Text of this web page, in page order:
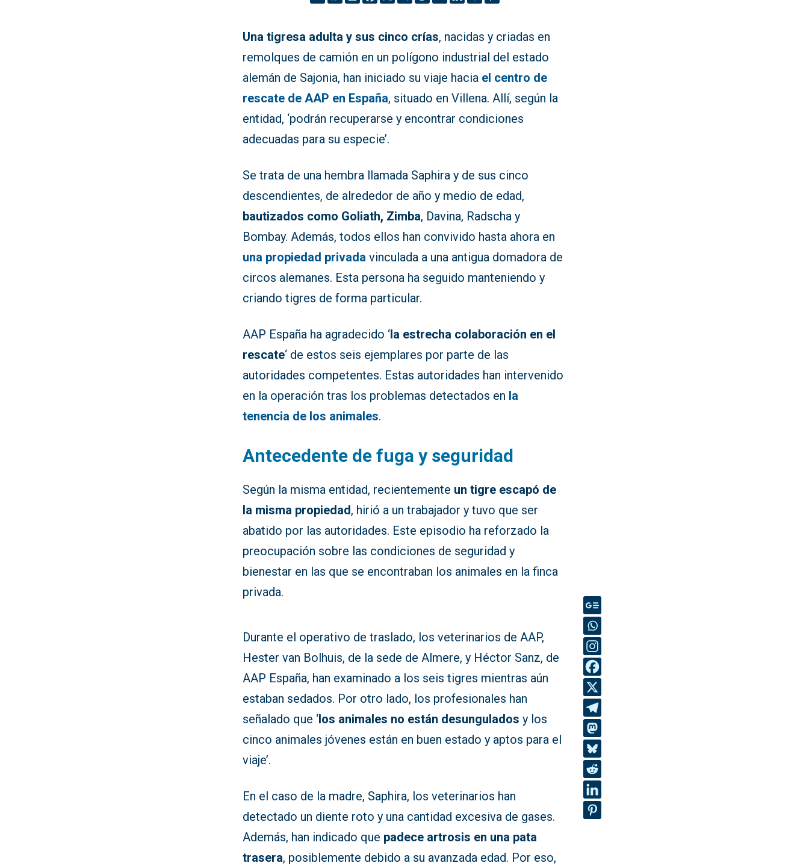
Una tigresa adulta y sus cinco crías, nacidas y criadas en
remolques de camión en un polígono industrial del estado
alemán de Sajonia, han iniciado su viaje hacia el centro de
rescate de AAP en España, situado en Villena. Allí, según la
entidad, ‘podrán recuperarse y encontrar condiciones
adecuadas para su especie’.
Se trata de una hembra llamada Saphira y de sus cinco
descendientes, de alrededor de año y medio de edad,
bautizados como Goliath, Zimba, Davina, Radscha y
Bombay. Además, todos ellos han convivido hasta ahora en
una propiedad privada vinculada a una antigua domadora de
circos alemanes. Esta persona ha seguido manteniendo y
criando tigres de forma particular.
AAP España ha agradecido ‘la estrecha colaboración en el
rescate‘ de estos seis ejemplares por parte de las
autoridades competentes. Estas autoridades han intervenido
en la operación tras los problemas detectados en la
tenencia de los animales.
Antecedente de fuga y seguridad
Según la misma entidad, recientemente un tigre escapó de
la misma propiedad, hirió a un trabajador y tuvo que ser
abatido por las autoridades. Este episodio ha reforzado la
preocupación sobre las condiciones de seguridad y
bienestar en las que se encontraban los animales en la finca
privada.
Durante el operativo de traslado, los veterinarios de AAP,
Hester van Bolhuis, de la sede de Almere, y Héctor Sanz, de
AAP España, han examinado a los seis tigres mientras aún
estaban sedados. Por otro lado, los profesionales han
señalado que ‘los animales no están desungulados y los
cinco animales jóvenes están en buen estado y aptos para el
viaje’.
En el caso de la madre, Saphira, los veterinarios han
detectado un diente roto y una cantidad excesiva de gases.
Además, han indicado que padece artrosis en una pata
trasera, posiblemente debido a su avanzada edad. Por eso,